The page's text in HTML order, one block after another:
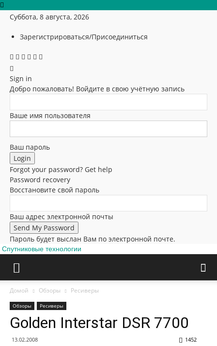
Суббота, 8 августа, 2026
Зарегистрироваться/Присоединиться
Sign in
Добро пожаловать! Войдите в свою учётную запись
Ваше имя пользователя
Ваш пароль
Forgot your password? Get help
Password recovery
Восстановите свой пароль
Ваш адрес электронной почты
Пароль будет выслан Вам по электронной почте.
Спутниковые технологии
Домой Обзоры Ресиверы
Обзоры Ресиверы
Golden Interstar DSR 7700
13.02.2008 1452